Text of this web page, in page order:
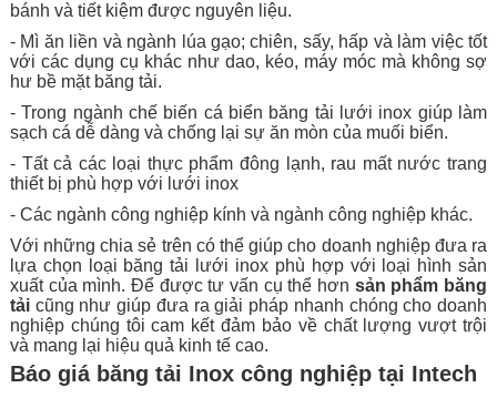
bánh và tiết kiệm được nguyên liệu.
- Mì ăn liền và ngành lúa gạo; chiên, sấy, hấp và làm việc tốt
với các dụng cụ khác như dao, kéo, máy móc mà không sợ
hư bề mặt băng tải.
- Trong ngành chế biến cá biển băng tải lưới inox giúp làm
sạch cá dễ dàng và chống lại sự ăn mòn của muối biển.
- Tất cả các loại thực phẩm đông lạnh, rau mất nước trang
thiết bị phù hợp với lưới inox
- Các ngành công nghiệp kính và ngành công nghiệp khác.
Với những chia sẻ trên có thể giúp cho doanh nghiệp đưa ra
lựa chọn loại băng tải lưới inox phù hợp với loại hình sản
xuất của mình. Để được tư vấn cụ thể hơn sản phẩm băng
tảicũng như giúp đưa ra giải pháp nhanh chóng cho doanh
nghiệp chúng tôi cam kết đảm bảo về chất lượng vượt trội
và mang lại hiệu quả kinh tế cao.
Báo giá băng tải Inox công nghiệp tại Intech